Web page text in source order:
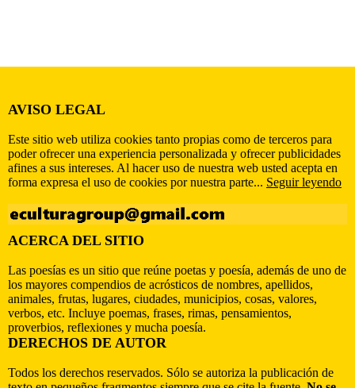
AVISO LEGAL
Este sitio web utiliza cookies tanto propias como de terceros para
poder ofrecer una experiencia personalizada y ofrecer publicidades
afines a sus intereses. Al hacer uso de nuestra web usted acepta en
forma expresa el uso de cookies por nuestra parte... Seguir leyendo
ACERCA DEL SITIO
Las poesías es un sitio que reúne poetas y poesía, además de uno de
los mayores compendios de acrósticos de nombres, apellidos,
animales, frutas, lugares, ciudades, municipios, cosas, valores,
verbos, etc. Incluye poemas, frases, rimas, pensamientos,
proverbios, reflexiones y mucha poesía.
DERECHOS DE AUTOR
Todos los derechos reservados. Sólo se autoriza la publicación de